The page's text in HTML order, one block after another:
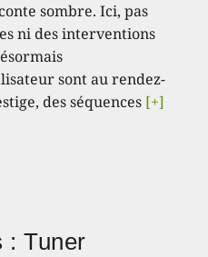
sombre. Ici, pas
ni des interventions
sont au rendez-
des séquences [+]
: Tuner